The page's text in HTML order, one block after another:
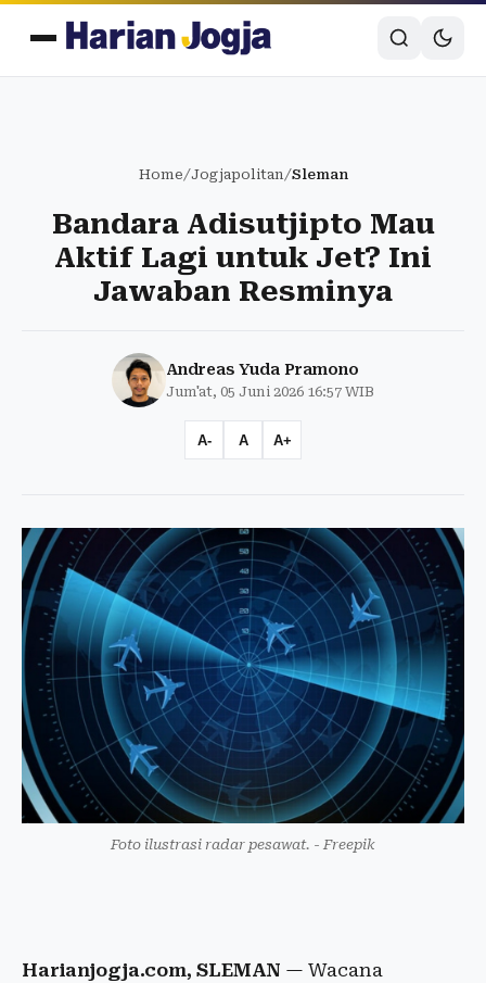
Home/Jogjapolitan/Sleman
Bandara Adisutjipto Mau
Aktif Lagi untuk Jet? Ini
Jawaban Resminya
Andreas Yuda Pramono
Jum'at, 05 Juni 2026 16:57 WIB
A- A A+
Foto ilustrasi radar pesawat. - Freepik
Harianjogja.com, SLEMAN — Wacana